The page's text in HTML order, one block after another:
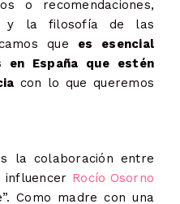
o recomendaciones,
y la filosofía de las
que es esencial
España que estén
con lo que queremos
la colaboración entre
influencer Rocío Osorno
Como madre con una